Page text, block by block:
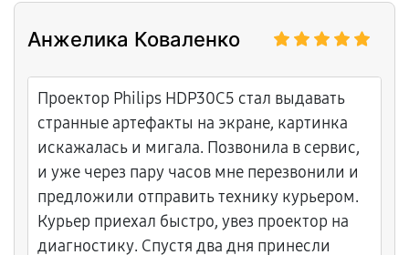
Анжелика Коваленко
Проектор Philips HDP30C5 стал выдавать
странные артефакты на экране, картинка
искажалась и мигала. Позвонила в сервис,
и уже через пару часов мне перезвонили и
предложили отправить технику курьером.
Курьер приехал быстро, увез проектор на
диагностику. Спустя два дня принесли